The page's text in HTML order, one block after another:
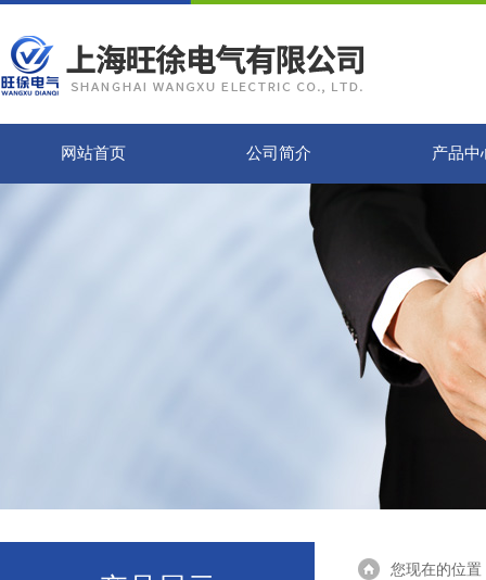
网站首页 公司简介 产品中
您现在的位置